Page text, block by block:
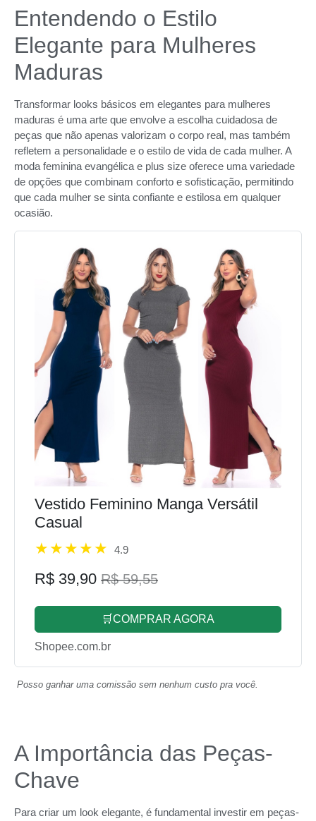
Entendendo o Estilo
Elegante para Mulheres
Maduras
Transformar looks básicos em elegantes para mulheres
maduras é uma arte que envolve a escolha cuidadosa de
peças que não apenas valorizam o corpo real, mas também
refletem a personalidade e o estilo de vida de cada mulher. A
moda feminina evangélica e plus size oferece uma variedade
de opções que combinam conforto e sofisticação, permitindo
que cada mulher se sinta confiante e estilosa em qualquer
ocasião.
Vestido Feminino Manga Versátil
Casual
4.9
R$ 39,90 R$ 59,55
🛒COMPRAR AGORA
Shopee.com.br
Posso ganhar uma comissão sem nenhum custo pra você.
A Importância das Peças-
Chave
Para criar um look elegante, é fundamental investir em peças-